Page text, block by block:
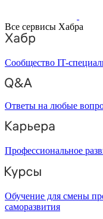
Все сервисы Хабра
Сообщество IT-
Ответы на любые
Профессиональное
Обучение для смены
саморазвития